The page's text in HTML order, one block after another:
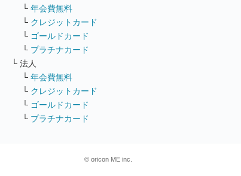
└ 年会費無料
└ クレジットカード
└ ゴールドカード
└ プラチナカード
└ 法人
└ 年会費無料
└ クレジットカード
└ ゴールドカード
└ プラチナカード
© oricon ME inc.